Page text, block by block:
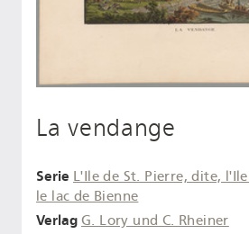
La vendange
Serie L'Ile de St. Pierre, dite, l'Ile
le lac de Bienne
Verlag G. Lory und C. Rheiner